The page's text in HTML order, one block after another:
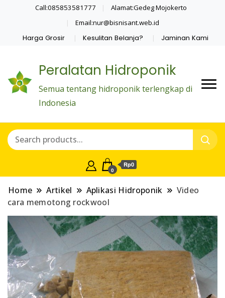
Call:085853581777
Alamat:Gedeg Mojokerto
Email:nur@bisnisant.web.id
Harga Grosir Kesulitan Belanja? Jaminan Kami
Peralatan Hidroponik
Semua tentang hidroponik terlengkap di
Indonesia
0
Rp0
Home Artikel Aplikasi Hidroponik
Video
cara memotong rockwool